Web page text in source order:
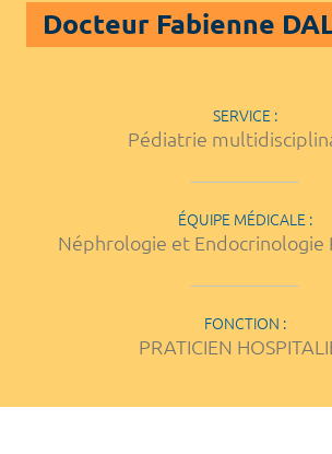
Docteur Fabienne
SERVICE :
Pédiatrie
ÉQUIPE MÉDICALE :
Néphrologie et Endocrinologie
FONCTION :
PRATICIEN